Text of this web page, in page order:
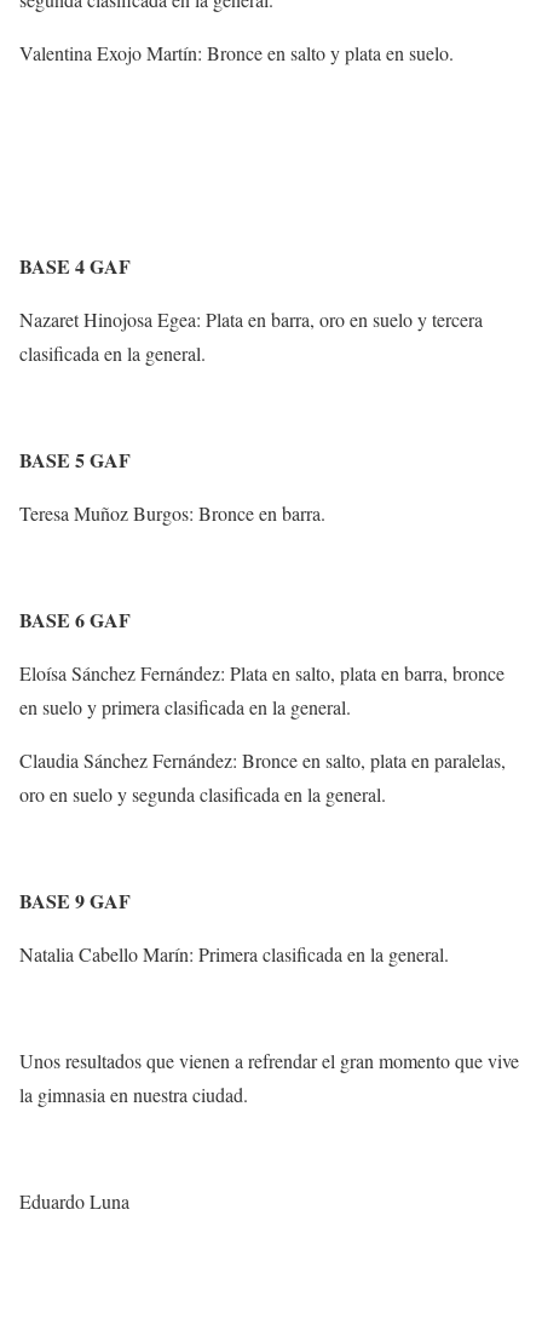
Valentina Exojo Martín: Bronce en salto y plata en suelo.
BASE 4 GAF
Nazaret Hinojosa Egea: Plata en barra, oro en suelo y tercera
clasificada en la general.
BASE 5 GAF
Teresa Muñoz Burgos: Bronce en barra.
BASE 6 GAF
Eloísa Sánchez Fernández: Plata en salto, plata en barra, bronce
en suelo y primera clasificada en la general.
Claudia Sánchez Fernández: Bronce en salto, plata en paralelas,
oro en suelo y segunda clasificada en la general.
BASE 9 GAF
Natalia Cabello Marín: Primera clasificada en la general.
Unos resultados que vienen a refrendar el gran momento que vive
la gimnasia en nuestra ciudad.
Eduardo Luna